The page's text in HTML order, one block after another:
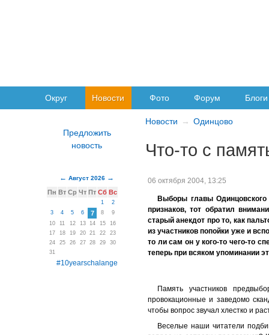
Округ Новости Фото Форум Блоги
Новости Одинцово
Что-то с
06 октября 2004, 13:25
Выборы главы
признаков, тот обратил
старый анекдот про то, как
из участников попойки уже и
то ли сам он у кого-то чего-то
теперь при всяком упоминании
Память участников
провокационные и заведомо
чтобы вопрос звучал хлестко и
Веселые наши читатели
Август 2026
Пн Вт Ср Чт Пт Сб Вс
1
2
3
4 5 6 7 8
9
10
11 12 13 14 15
16
17
18 19 20 21 22
23
24
25 26 27 28 29
30
31
#10yearschalange